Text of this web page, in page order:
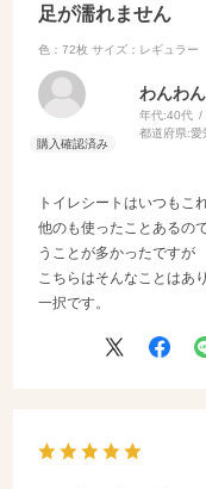
足が濡れません
色：72枚 サイズ：レギュラー
わんわん
年代:40代
都道府県:愛
トイレシートはいつもこ
他のも使ったことあるの
うことが多かったですが
こちらはそんなことはあ
一択です。